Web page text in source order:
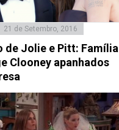
21 de Setembro, 2016
de Jolie e Pitt: Família
Clooney apanhados